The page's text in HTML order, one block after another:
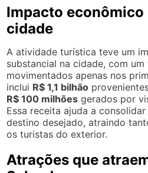
Impacto
cidade
A atividade turística teve um
substancial na cidade, com
movimentados apenas nos
inclui R$ 1,1 bilhão
R$ 100 milhões gerados por
Essa receita ajuda a
destino desejado, atraindo
os turistas do exterior.
Atrações que